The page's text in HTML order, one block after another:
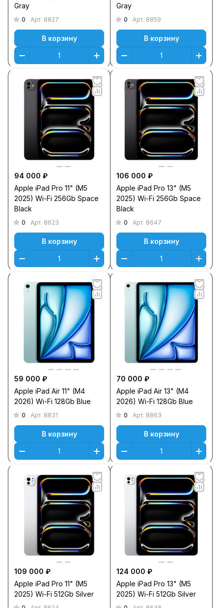
Gray
0 Арт. 8827
В корзину
Gray
0 Арт. 8859
В корзину
94 000 ₽
Apple iPad Pro 11" (M5
2025) Wi-Fi 256Gb Space
Black
0 Арт. 8623
В корзину
106 000 ₽
Apple iPad Pro 13" (M5
2025) Wi-Fi 256Gb Space
Black
0 Арт. 8647
В корзину
59 000 ₽
Apple iPad Air 11" (M4
2026) Wi-Fi 128Gb Blue
0 Арт. 8831
В корзину
70 000 ₽
Apple iPad Air 13" (M4
2026) Wi-Fi 128Gb Blue
0 Арт. 8863
В корзину
109 000 ₽
Apple iPad Pro 11" (M5
2025) Wi-Fi 512Gb Silver
124 000 ₽
Apple iPad Pro 13" (M5
2025) Wi-Fi 512Gb Silver